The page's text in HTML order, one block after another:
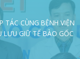
TÁC CÙNG BỆNH VIỆN
LƯU GIỮ TẾ BÀO GỐC